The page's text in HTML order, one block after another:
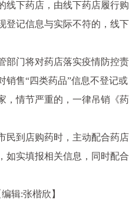
线下药店，由线下药店履行购
登记信息与实际不符的，线下
门将对药店落实疫情防控责
销售“四类药品”信息不登记或
，情节严重的，一律吊销《药
到店购药时，主动配合药店
如实填报相关信息，同时配合
编辑:张楷欣】